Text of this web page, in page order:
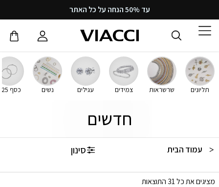
עד 50% הנחה על כל האתר
תליונים שרשראות צמידים עגילים נשים כסף 925
חדשים
סינון עמוד הבית
מציגים את כל ⁦31⁩ התוצאות